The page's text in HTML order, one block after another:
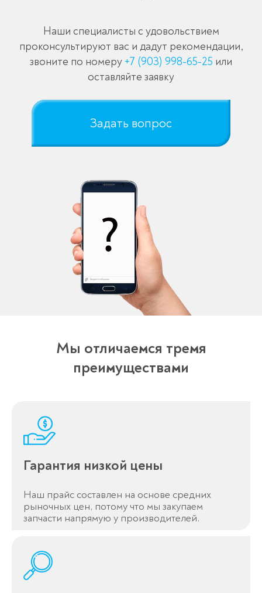
Наши специалисты с удовольствием
проконсультируют вас и дадут рекомендации,
звоните по номеру +7 (903) 998-65-25 или
оставляйте заявку
Задать вопрос
Мы отличаемся тремя
преимуществами
Гарантия низкой цены
Наш прайс составлен на основе средних
рыночных цен, потому что мы закупаем
запчасти напрямую у производителей.